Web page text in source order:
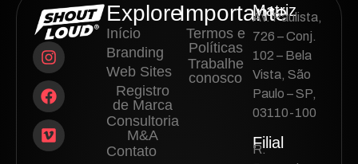
Explore
Início
Branding
Web Sites
Registro
de Marca
Consultoria
M&A
Contato
Importante
Termos e
Políticas
Trabalhe
conosco
Matriz
Av. Paulista,
726 – Conj.
102 – Bela
Vista, São
Paulo – SP,
03110-100
Filial
R.